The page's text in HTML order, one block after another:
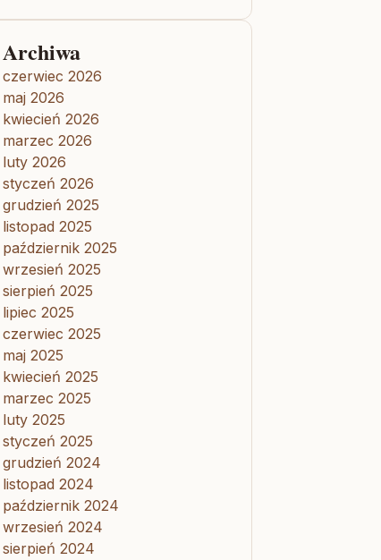
Archiwa
czerwiec 2026
maj 2026
kwiecień 2026
marzec 2026
luty 2026
styczeń 2026
grudzień 2025
listopad 2025
październik 2025
wrzesień 2025
sierpień 2025
lipiec 2025
czerwiec 2025
maj 2025
kwiecień 2025
marzec 2025
luty 2025
styczeń 2025
grudzień 2024
listopad 2024
październik 2024
wrzesień 2024
sierpień 2024